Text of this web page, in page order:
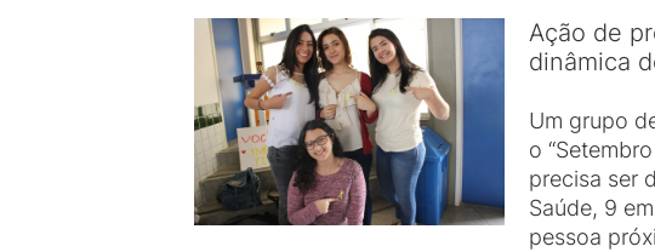
Ação de
dinâmica
Um grupo
o
precisa ser
Saúde, 9
pessoa